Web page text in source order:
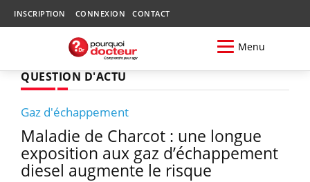
INSCRIPTION CONNEXION CONTACT
Menu
QUESTION D'ACTU
Gaz d'échappement
Maladie de Charcot : une longue
exposition aux gaz d’échappement
diesel augmente le risque